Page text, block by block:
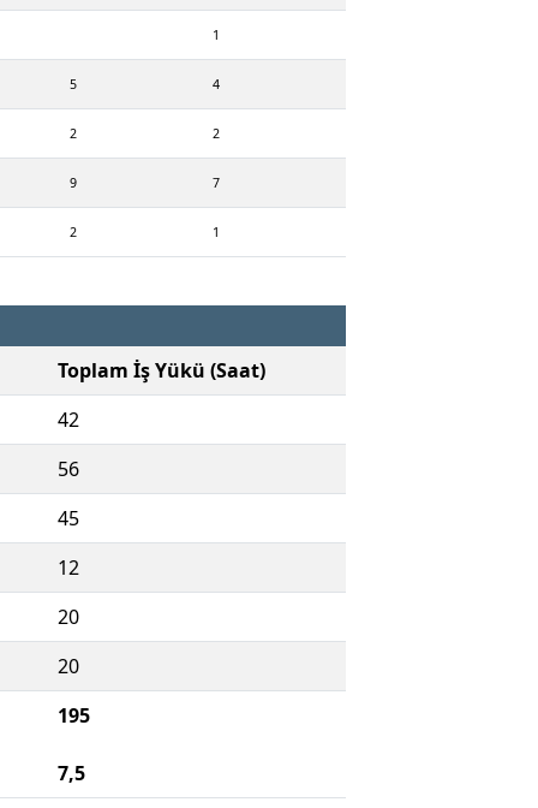
1
5 4
2 2
9 7
2 1
Toplam İş Yükü (Saat)
42
56
45
12
20
20
195
7,5